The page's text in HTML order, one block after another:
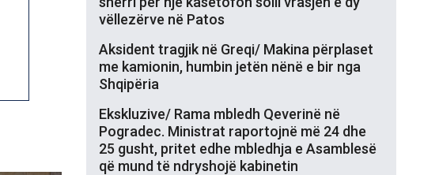
vëllezërve në Patos
Aksident tragjik në Greqi/ Makina përplaset
me kamionin, humbin jetën nënë e bir nga
Shqipëria
Ekskluzive/ Rama mbledh Qeverinë në
Pogradec. Ministrat raportojnë më 24 dhe
25 gusht, pritet edhe mbledhja e Asamblesë
që mund të ndryshojë kabinetin